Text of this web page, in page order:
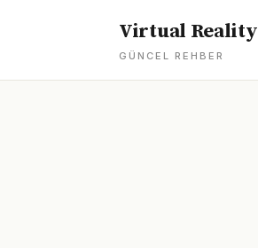
Virtual Reality
GÜNCEL REHBER